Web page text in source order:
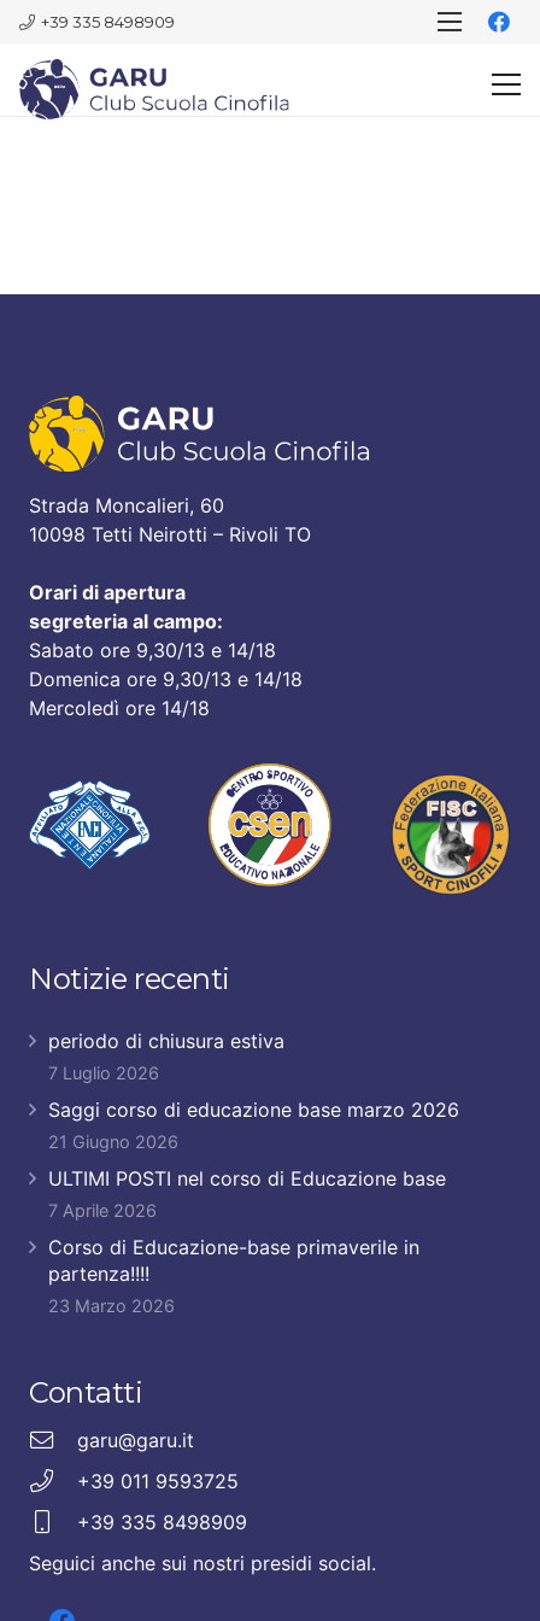
+39 335 8498909
Strada Moncalieri, 60
10098 Tetti Neirotti – Rivoli TO
Orari di apertura
segreteria al campo:
Sabato ore 9,30/13 e 14/18
Domenica ore 9,30/13 e 14/18
Mercoledì ore 14/18
Notizie recenti
periodo di chiusura estiva
7 Luglio 2026
Saggi corso di educazione base marzo 2026
21 Giugno 2026
ULTIMI POSTI nel corso di Educazione base
7 Aprile 2026
Corso di Educazione-base primaverile in
partenza!!!!
23 Marzo 2026
Contatti
garu@garu.it
+39 011 9593725
+39 335 8498909
Seguici anche sui nostri presidi social.